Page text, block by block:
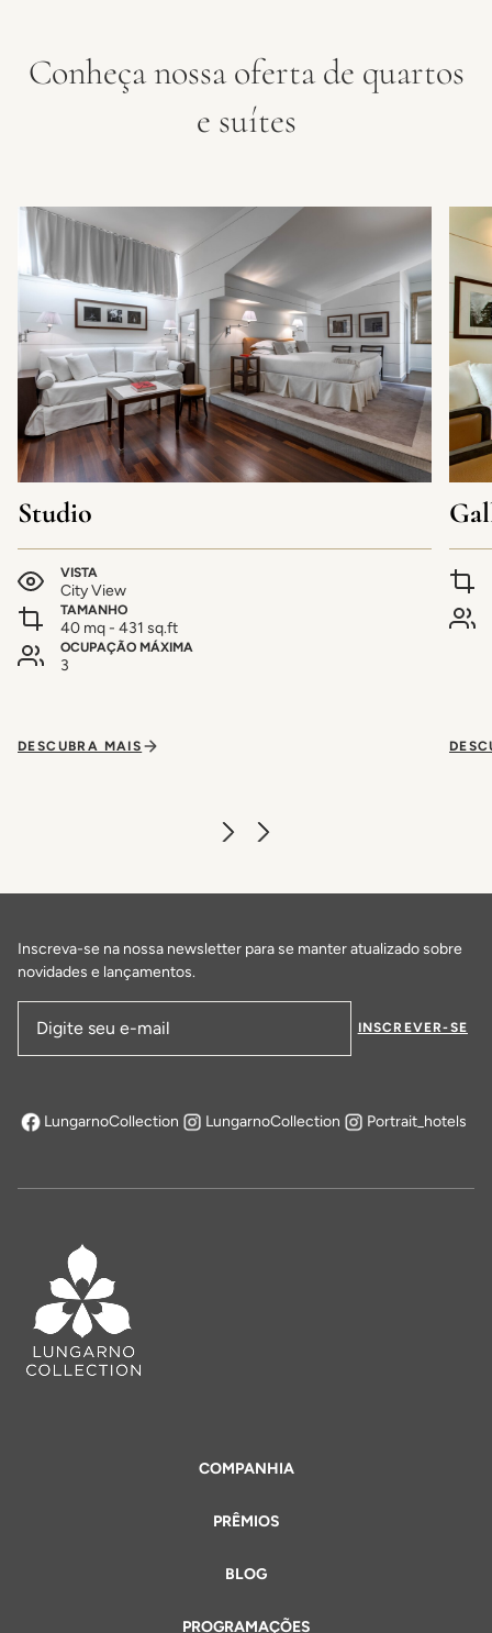
Conheça nossa oferta de quartos
e suítes
Studio
VISTA
City View
TAMANHO
40 mq - 431 sq.ft
OCUPAÇÃO MÁXIMA
3
DESCUBRA MAIS
COMPANHIA
PRÊMIOS
BLOG
PROGRAMAÇÕES
Inscreva-se na nossa newsletter para se manter atualizado sobre
novidades e lançamentos.
Endereço de email
INSCREVER-SE
LungarnoCollection
abre em uma nova aba
LungarnoCollection Portrait_hotels